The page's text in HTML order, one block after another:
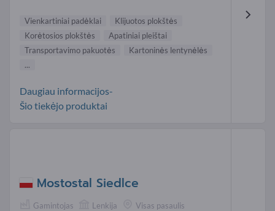
Vienkartiniai padėklai
Klijuotos plokštės
Korėtosios plokštės
Apatiniai pleištai
Transportavimo pakuotės
Kartoninės lentynėlės
...
Daugiau informacijos-
Šio tiekėjo produktai
Mostostal Siedlce
Gamintojas Lenkija Visas pasaulis